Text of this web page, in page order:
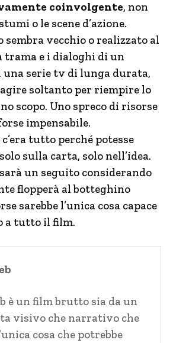
coinvolgente, non
o le scene d’azione.
sembra vecchio o realizzato al
trama e i dialoghi di un
una serie tv di lunga durata,
soltanto per riempire lo
scopo. Uno spreco di risorse
impensabile.
tutto perché potesse
sulla carta, solo nell’idea.
un seguito considerando
flopperà al botteghino
sarebbe l’unica cosa capace
a tutto il film.
è un film brutto sia da un
visivo che narrativo che
cosa che potrebbe